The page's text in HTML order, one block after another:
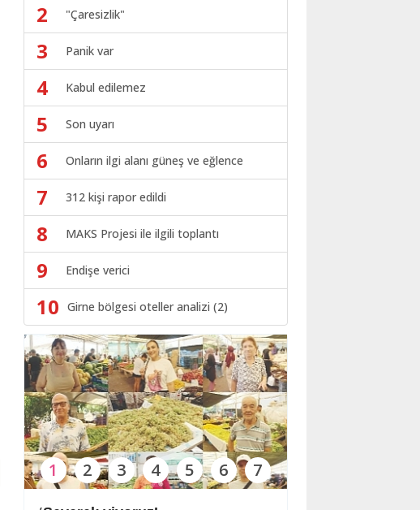
2 "Çaresizlik"
3 Panik var
4 Kabul edilemez
5 Son uyarı
6 Onların ilgi alanı güneş ve eğlence
7 312 kişi rapor edildi
8 MAKS Projesi ile ilgili toplantı
9 Endişe verici
10 Girne bölgesi oteller analizi (2)
1 2 3 4 5 6 7